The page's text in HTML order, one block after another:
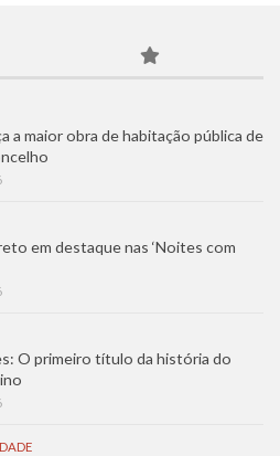
a maior obra de habitação pública de
em destaque nas ‘Noites com
O primeiro título da história do